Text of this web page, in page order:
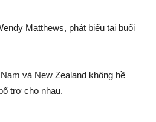
Matthews, phát biểu tại buổi
và New Zealand không hề
trợ cho nhau.